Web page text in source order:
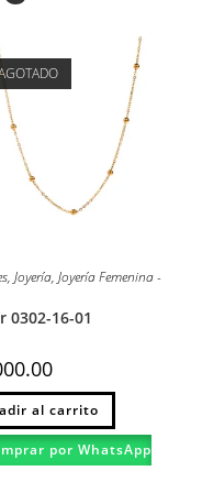
,Joyería,Joyería Femenina -
0302-16-01
al carrito
Este
tiene
múltiples
variantes.
por WhatsApp